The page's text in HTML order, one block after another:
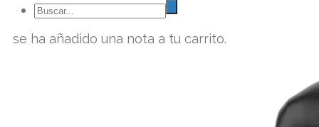
se ha añadido una nota a tu carrito.